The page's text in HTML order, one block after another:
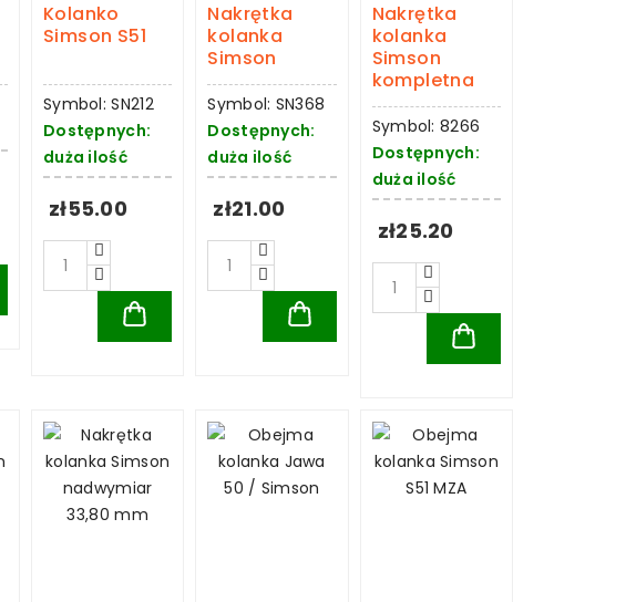
Kolanko
Simson S51
Symbol: SN212
Dostępnych:
duża ilość
zł55.00
Nakrętka
kolanka
Simson
Symbol: SN368
Dostępnych:
duża ilość
zł21.00
Nakrętka
kolanka
Simson
kompletna
Symbol: 8266
Dostępnych:
duża ilość
zł25.20